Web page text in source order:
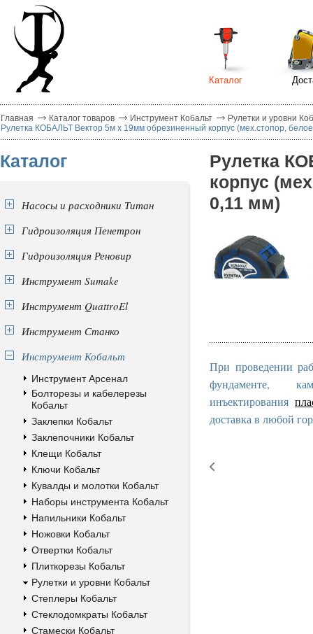
Каталог
Главная Каталог товаров Инструмент Кобальт
Рулетки и уровни
Рулетка КОБАЛЬТ Вектор 5м x 19мм обрезиненный корпус (мех.стопор,
Каталог
Насосы и расходники Титан
Гидроизоляция Пенетрон
Гидроизоляция Реновир
Инструмент Sumake
Инструмент QuattroEl
Инструмент Станко
Инструмент Кобальт
Инструмент Арсенал
Болторезы и кабелерезы
Кобальт
Заклепки Кобальт
Заклепочники Кобальт
Клещи Кобальт
Ключи Кобальт
Кувалды и молотки Кобальт
Наборы инструмента Кобальт
Напильники Кобальт
Ножовки Кобальт
Отвертки Кобальт
Плиткорезы Кобальт
Рулетки и уровни Кобальт
Степлеры Кобальт
Стеклодомкраты Кобальт
Стамески Кобальт
Рулетка
корпус
0,11 мм)
При проведении
фундаменте,
инъектирования
доставка в любой